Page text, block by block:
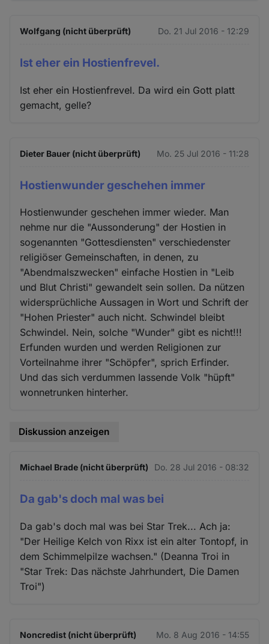
Wolfgang (nicht überprüft) Do. 21 Jul 2016 - 12:29
Ist eher ein Hostienfrevel.
Ist eher ein Hostienfrevel. Da wird ein Gott platt
gemacht, gelle?
Dieter Bauer (nicht überprüft) Mo. 25 Jul 2016 - 11:28
Hostienwunder geschehen immer
Hostienwunder geschehen immer wieder. Man
nehme nur die "Aussonderung" der Hostien in
sogenannten "Gottesdiensten" verschiedenster
religiöser Gemeinschaften, in denen, zu
"Abendmalszwecken" einfache Hostien in "Leib
und Blut Christi" gewandelt sein sollen. Da nützen
widersprüchliche Aussagen in Wort und Schrift der
"Hohen Priester" auch nicht. Schwindel bleibt
Schwindel. Nein, solche "Wunder" gibt es nicht!!!
Erfunden wurden und werden Religionen zur
Vorteilnahme ihrer "Schöpfer", sprich Erfinder.
Und das sich verdummen lassende Volk "hüpft"
wonnetrunken hinterher.
Diskussion anzeigen
Michael Brade (nicht überprüft) Do. 28 Jul 2016 - 08:32
Da gab's doch mal was bei
Da gab's doch mal was bei Star Trek... Ach ja:
"Der Heilige Kelch von Rixx ist ein alter Tontopf, in
dem Schimmelpilze wachsen." (Deanna Troi in
"Star Trek: Das nächste Jahrhundert, Die Damen
Troi")
Noncredist (nicht überprüft) Mo. 8 Aug 2016 - 14:55